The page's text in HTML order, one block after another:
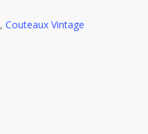
, Couteaux Vintage